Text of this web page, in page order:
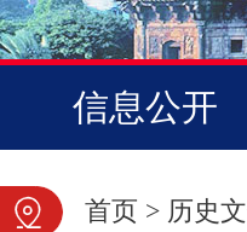
信息公开
首页 > 历史